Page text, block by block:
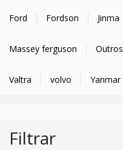
Ford Fordson Jinma
Massey ferguson Outros
Valtra volvo Yanmar
Filtrar